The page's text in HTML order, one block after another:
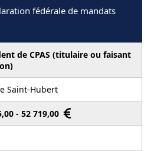
fédérale de mandats
de CPAS (titulaire ou faisant
Saint-Hubert
- 52 719,00